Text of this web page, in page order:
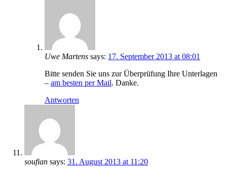
Uwe Martens says: 17. September 2013 at 08:01
Bitte senden Sie uns zur Überprüfung Ihre Unterlagen
– am besten per Mail. Danke.
Antworten
soufian says: 31. August 2013 at 11:20